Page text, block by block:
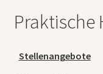
Praktische
Stellenangebote